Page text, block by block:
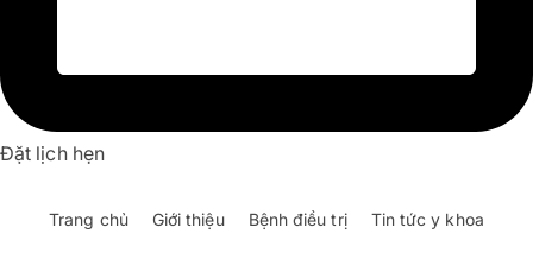
Đặt lịch hẹn
Trang chủ Giới thiệu Bệnh điều trị Tin tức y khoa